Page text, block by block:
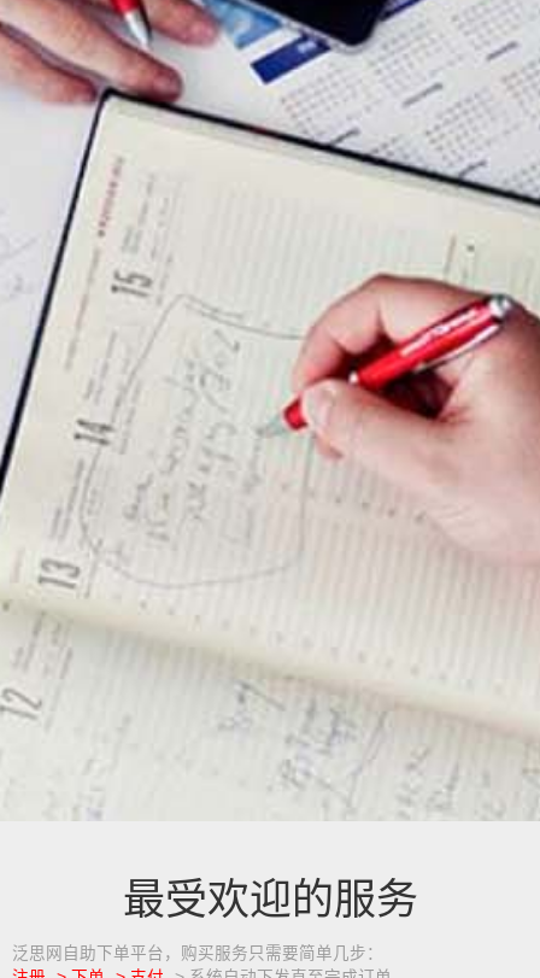
最受欢迎的服务
泛思网自助下单平台，购买服务只需要简单几步：